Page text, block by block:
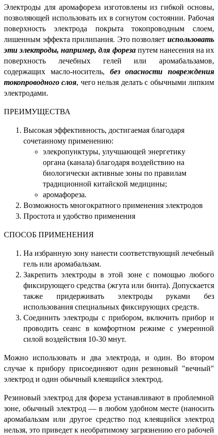
Электроды для аромафореза изготовлены из гибкой основы,
позволяющей использовать их в согнутом состоянии. Рабочая
поверхность электрода покрыта токопроводным слоем,
лишенным эффекта прилипания. Это позволяет использовать
эти электроды, например, для форезапутем нанесения на их
поверхность лечебных гелей или аромабальзамов,
содержащих масло-носитель, без опасности повреждения
токопроводного слоя, чего нельзя делать с обычными липким
электродами.
ПРЕИМУЩЕСТВА
Высокая эффективность, достигаемая благодаря
сочетанному применению:
элекропунктуры, улучшающей энергетику
органа (канала) благодаря воздействию на
биологически активные зоны по правилам
традиционной китайской медицины;
аромафореза.
Возможность многократного применения электродов
Простота и удобство применения
СПОСОБ ПРИМЕНЕНИЯ
На избранную зону нанести соответствующий лечебный
гель или аромабальзам.
Закрепить электроды в этой зоне с помощью любого
фиксирующего средства (жгута или бинта). Допускается
также придерживать электроды руками без
использования специальных фиксирующих средств.
Соединить электроды с прибором, включить прибор и
проводить сеанс в комфортном режиме с умеренной
силой воздействия 10-30 мнут.
Можно использовать и два электрода, и один. Во втором
случае к прибору присоединяют один резиновый "вечный"
электрод и один обычный клеящийся электрод.
Резиновый электрод для фореза устанавливают в проблемной
зоне, обычный электрод — в любом удобном месте (наносить
аромабальзам или другое средство под клеящийся электрод
нельзя, это приведет к необратимому загрязнению его рабочей